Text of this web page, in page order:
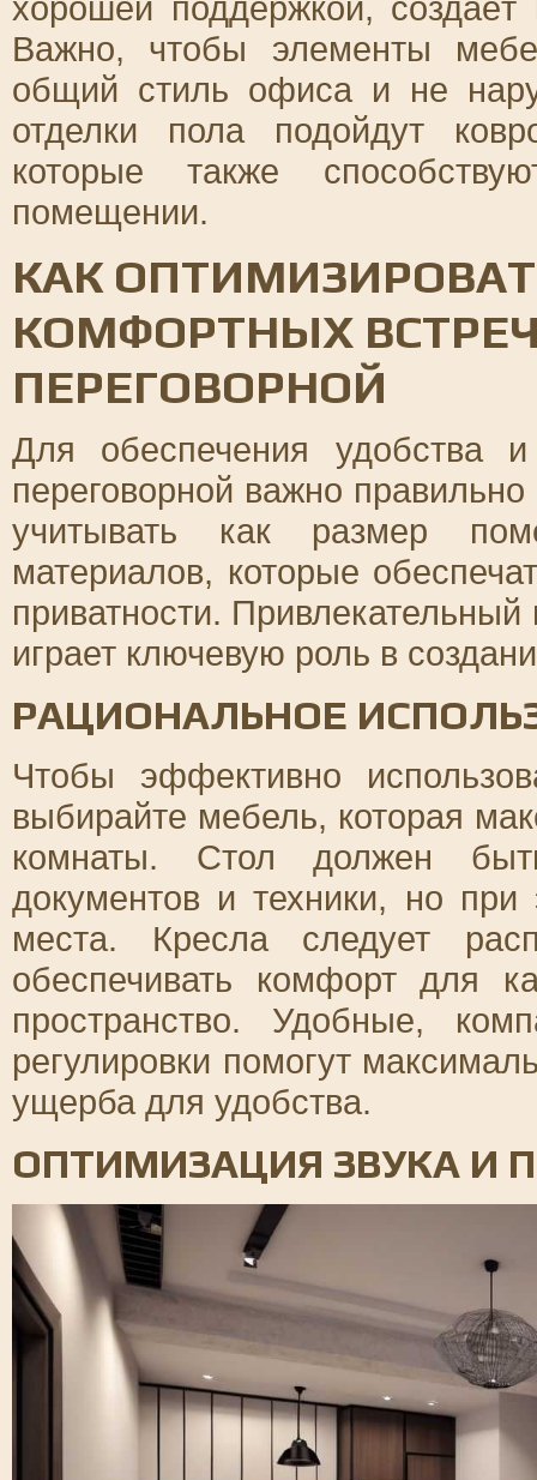
Важно, чтобы элементы
общий стиль офиса и не
отделки пола подойдут
которые также
помещении.
КАК
КОМФОРТНЫХ
ПЕРЕГОВОРНОЙ
Для обеспечения удобства
переговорной важно
учитывать как размер
материалов, которые
приватности.
играет ключевую роль в
РАЦИОНАЛЬНОЕ
Чтобы эффективно
выбирайте мебель, которая
комнаты. Стол должен
документов и техники, но
места. Кресла следует
обеспечивать комфорт для
пространство. Удобные,
регулировки помогут
ущерба для удобства.
ОПТИМИЗАЦИЯ ЗВУКА И